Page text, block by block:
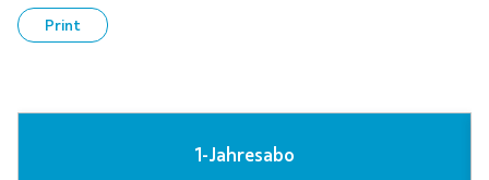
Print
1-Jahresabo